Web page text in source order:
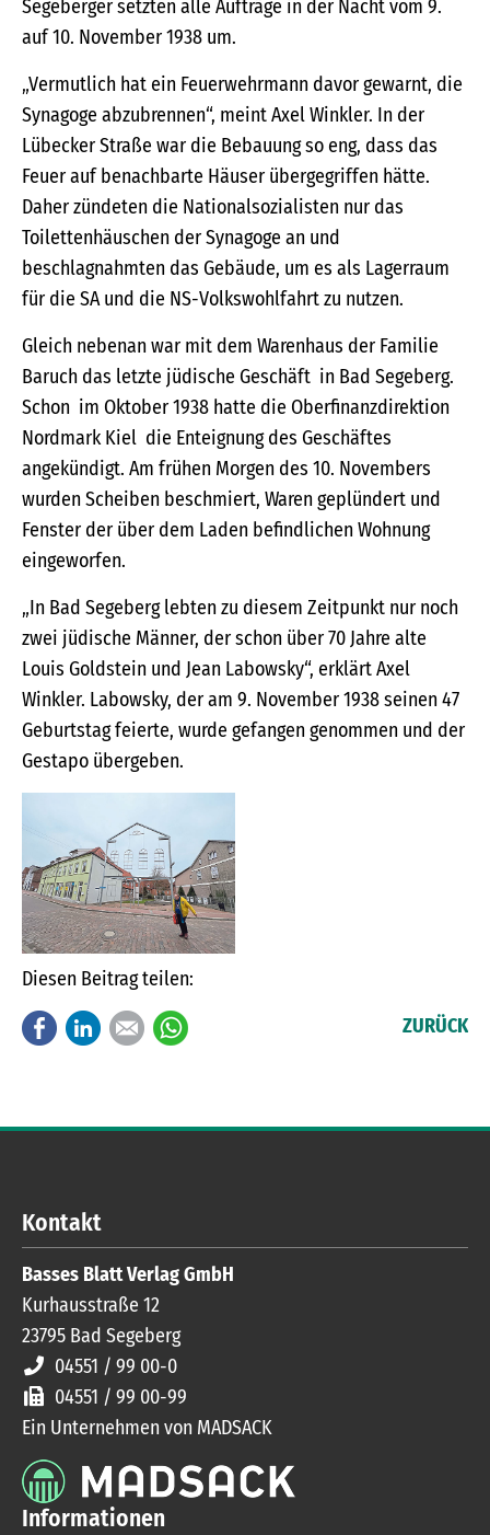
Segeberger setzten alle Aufträge in der Nacht vom 9.
auf 10. November 1938 um.
„Vermutlich hat ein Feuerwehrmann davor gewarnt, die
Synagoge abzubrennen“, meint Axel Winkler. In der
Lübecker Straße war die Bebauung so eng, dass das
Feuer auf benachbarte Häuser übergegriffen hätte.
Daher zündeten die Nationalsozialisten nur das
Toilettenhäuschen der Synagoge an und
beschlagnahmten das Gebäude, um es als Lagerraum
für die SA und die NS-Volkswohlfahrt zu nutzen.
Gleich nebenan war mit dem Warenhaus der Familie
Baruch das letzte jüdische Geschäft in Bad Segeberg.
Schon im Oktober 1938 hatte die Oberfinanzdirektion
Nordmark Kiel die Enteignung des Geschäftes
angekündigt. Am frühen Morgen des 10. Novembers
wurden Scheiben beschmiert, Waren geplündert und
Fenster der über dem Laden befindlichen Wohnung
eingeworfen.
„In Bad Segeberg lebten zu diesem Zeitpunkt nur noch
zwei jüdische Männer, der schon über 70 Jahre alte
Louis Goldstein und Jean Labowsky“, erklärt Axel
Winkler. Labowsky, der am 9. November 1938 seinen 47
Geburtstag feierte, wurde gefangen genommen und der
Gestapo übergeben.
Diesen Beitrag teilen:
FacebookLinkedInE-mail ZURÜCK
Kontakt
Basses Blatt Verlag GmbH
Kurhausstraße 12
23795 Bad Segeberg
04551 / 99 00-0
04551 / 99 00-99
Ein Unternehmen von MADSACK
Informationen